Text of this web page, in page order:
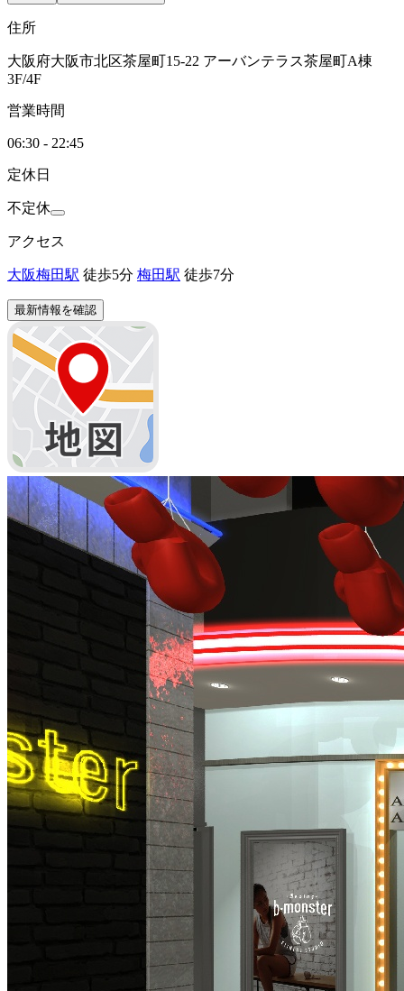
住所
大阪府大阪市北区茶屋町15-22 アーバンテラス茶屋町A棟
3F/4F
営業時間
06:30 - 22:45
定休日
不定休
アクセス
大阪梅田駅 徒歩5分 梅田駅 徒歩7分
最新情報を確認